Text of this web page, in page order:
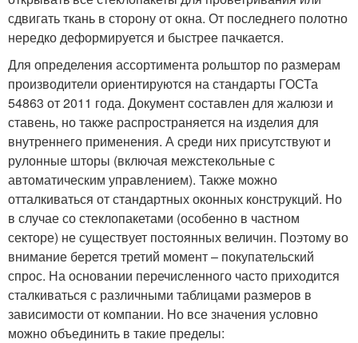
сдвигать ткань в сторону от окна. От последнего полотно
нередко деформируется и быстрее пачкается.
Для определения ассортимента рольштор по размерам
производители ориентируются на стандарты ГОСТа
54863 от 2011 года. Документ составлен для жалюзи и
ставень, но также распространяется на изделия для
внутреннего применения. А среди них присутствуют и
рулонные шторы (включая межстекольные с
автоматическим управлением). Также можно
отталкиваться от стандартных оконных конструкций. Но
в случае со стеклопакетами (особенно в частном
секторе) не существует постоянных величин. Поэтому во
внимание берется третий момент – покупательский
спрос. На основании перечисленного часто приходится
сталкиваться с различными таблицами размеров в
зависимости от компании. Но все значения условно
можно объединить в такие пределы: